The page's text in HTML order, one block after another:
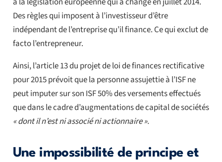
Des règles qui imposent à l’investisseur d’être
indépendant de l’entreprise qu’il finance. Ce qui exclut de
facto l’entrepreneur.
Ainsi, l’article 13 du projet de loi de finances rectificative
pour 2015 prévoit que la personne assujettie à l’ISF ne
peut imputer sur son ISF 50% des versements effectués
que dans le cadre d’augmentations de capital de sociétés
« dont il n’est ni associé ni actionnaire ».
Une impossibilité de principe et